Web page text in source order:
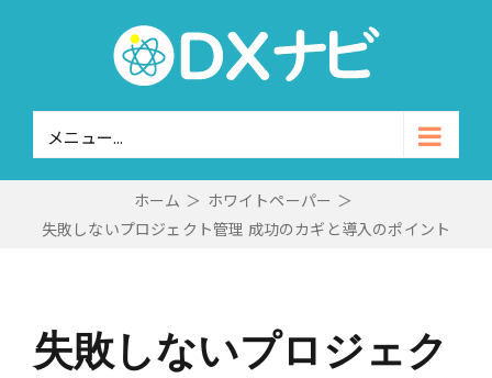
メニュー...
ホーム ＞ ホワイトペーパー ＞
失敗しないプロジェクト管理 成功のカギと導入のポイント
失敗しないプロジェク